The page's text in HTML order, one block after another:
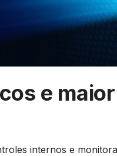
e
internos e